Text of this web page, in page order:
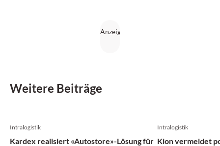
Diese Entwicklungen werden nicht nur die Effizienz
Weitere Beiträge
Intralogistik
Kardex realisiert «Autostore»-Lösung für
Intralogistik
Kion vermeldet